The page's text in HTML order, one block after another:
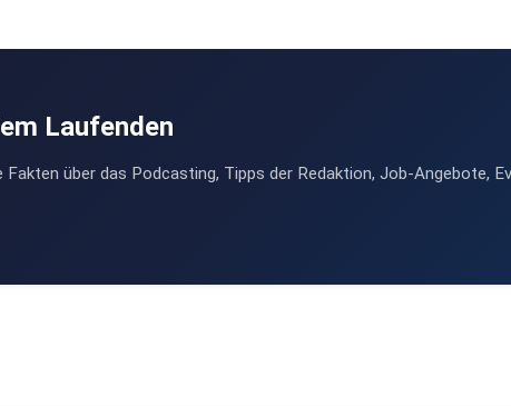
Laufenden
über das Podcasting, Tipps der Redaktion, Job-Angebote,